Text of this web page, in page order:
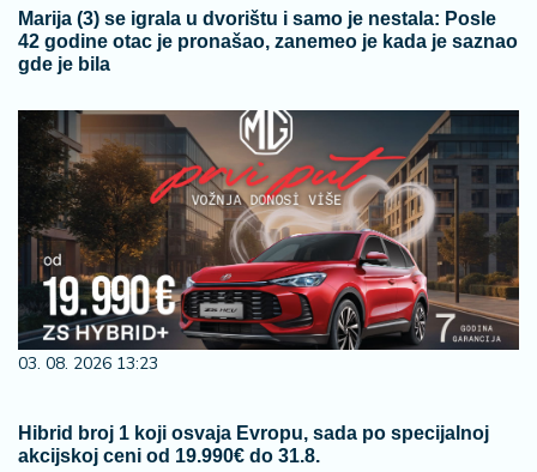
Marija (3) se igrala u dvorištu i samo je nestala: Posle
42 godine otac je pronašao, zanemeo je kada je saznao
gde je bila
03. 08. 2026 13:23
Hibrid broj 1 koji osvaja Evropu, sada po specijalnoj
akcijskoj ceni od 19.990€ do 31.8.